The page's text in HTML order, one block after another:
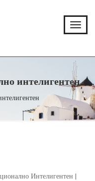
интелигентен
Интелигентен |